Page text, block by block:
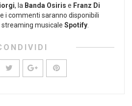
, la Banda Osiris e Franz Di
e i commenti saranno disponibili
musicale Spotify